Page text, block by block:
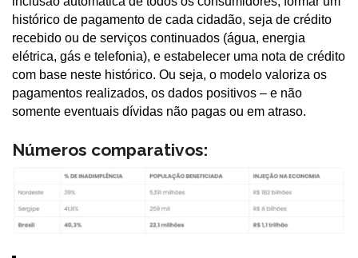
histórico de pagamento de cada cidadão, seja de crédito
recebido ou de serviços continuados (água, energia
elétrica, gás e telefonia), e estabelecer uma nota de crédito
com base neste histórico. Ou seja, o modelo valoriza os
pagamentos realizados, os dados positivos – e não
somente eventuais dívidas não pagas ou em atraso.
Números comparativos: